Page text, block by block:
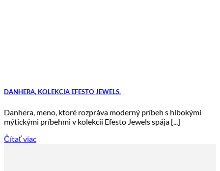
DANHERA, KOLEKCIA EFESTO JEWELS.
Danhera, meno, ktoré rozpráva moderný príbeh s hlbokými
mýtickými príbehmi v kolekcii Efesto Jewels spája [...]
Čítať viac